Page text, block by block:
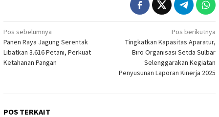
Navigasi
pos
Pos sebelumnya
Panen Raya Jagung Serentak
Libatkan 3.616 Petani, Perkuat
Ketahanan Pangan
Pos berikutnya
Tingkatkan Kapasitas Aparatur,
Biro Organisasi Setda Sulbar
Selenggarakan Kegiatan
Penyusunan Laporan Kinerja 2025
POS TERKAIT